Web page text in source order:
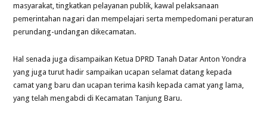
masyarakat, tingkatkan pelayanan publik, kawal pelaksanaan
pemerintahan nagari dan mempelajari serta mempedomani peraturan
perundang-undangan dikecamatan.
Hal senada juga disampaikan Ketua DPRD Tanah Datar Anton Yondra
yang juga turut hadir sampaikan ucapan selamat datang kepada
camat yang baru dan ucapan terima kasih kepada camat yang lama,
yang telah mengabdi di Kecamatan Tanjung Baru.